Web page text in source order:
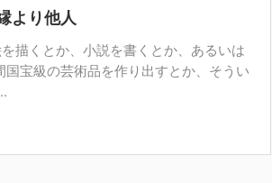
より他人
描くとか、小説を書くとか、あるいは
国宝級の芸術品を作り出すとか、そうい